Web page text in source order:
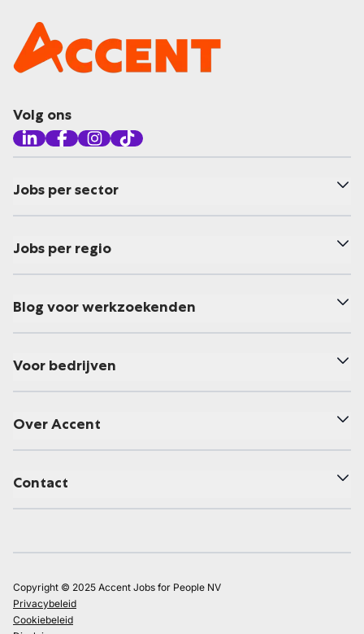
Volg ons
Jobs per sector
Jobs per regio
Blog voor werkzoekenden
Voor bedrijven
Over Accent
Contact
Copyright © 2025 Accent Jobs for People NV
Privacybeleid
Cookiebeleid